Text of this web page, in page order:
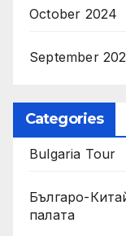
October 2024
September
Categories
Bulgaria Tour
Българо-
палaта